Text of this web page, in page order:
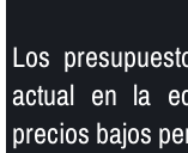
Los
actual en la
precios bajos